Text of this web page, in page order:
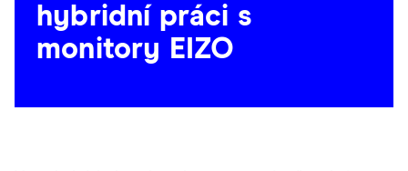
hybridní práci s
monitory EIZO